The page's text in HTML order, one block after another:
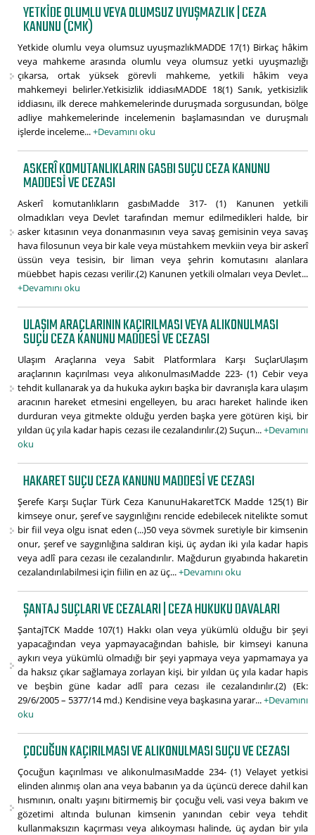
YETKIDE OLUMLU VEYA OLUMSUZ UYUŞMAZLIK | CEZA
KANUNU (CMK)
Yetkide olumlu veya olumsuz uyuşmazlıkMADDE 17(1) Birkaç hâkim
veya mahkeme arasında olumlu veya olumsuz yetki uyuşmazlığı
çıkarsa, ortak yüksek görevli mahkeme, yetkili hâkim veya
mahkemeyi belirler.Yetkisizlik iddiasıMADDE 18(1) Sanık, yetkisizlik
iddiasını, ilk derece mahkemelerinde duruşmada sorgusundan, bölge
adliye mahkemelerinde incelemenin başlamasından ve duruşmalı
işlerde inceleme...+Devamını oku
ASKERÎ KOMUTANLIKLARIN GASBI SUÇU CEZA KANUNU
MADDESI VE CEZASI
Askerî komutanlıkların gasbıMadde 317- (1) Kanunen yetkili
olmadıkları veya Devlet tarafından memur edilmedikleri halde, bir
asker kıtasının veya donanmasının veya savaş gemisinin veya savaş
hava filosunun veya bir kale veya müstahkem mevkiin veya bir askerî
üssün veya tesisin, bir liman veya şehrin komutasını alanlara
müebbet hapis cezası verilir.(2) Kanunen yetkili olmaları veya Devlet...
+Devamını oku
ULAŞIM ARAÇLARININ KAÇIRILMASI VEYA ALIKONULMASI
SUÇU CEZA KANUNU MADDESI VE CEZASI
Ulaşım Araçlarına veya Sabit Platformlara Karşı SuçlarUlaşım
araçlarının kaçırılması veya alıkonulmasıMadde 223- (1) Cebir veya
tehdit kullanarak ya da hukuka aykırı başka bir davranışla kara ulaşım
aracının hareket etmesini engelleyen, bu aracı hareket halinde iken
durduran veya gitmekte olduğu yerden başka yere götüren kişi, bir
yıldan üç yıla kadar hapis cezası ile cezalandırılır.(2) Suçun...+Devamını
oku
HAKARET SUÇU CEZA KANUNU MADDESI VE CEZASI
Şerefe Karşı Suçlar Türk Ceza KanunuHakaretTCK Madde 125(1) Bir
kimseye onur, şeref ve saygınlığını rencide edebilecek nitelikte somut
bir fiil veya olgu isnat eden (...)50 veya sövmek suretiyle bir kimsenin
onur, şeref ve saygınlığına saldıran kişi, üç aydan iki yıla kadar hapis
veya adlî para cezası ile cezalandırılır. Mağdurun gıyabında hakaretin
cezalandırılabilmesi için fiilin en az üç...+Devamını oku
ŞANTAJ SUÇLARI VE CEZALARI | CEZA HUKUKU DAVALARI
ŞantajTCK Madde 107(1) Hakkı olan veya yükümlü olduğu bir şeyi
yapacağından veya yapmayacağından bahisle, bir kimseyi kanuna
aykırı veya yükümlü olmadığı bir şeyi yapmaya veya yapmamaya ya
da haksız çıkar sağlamaya zorlayan kişi, bir yıldan üç yıla kadar hapis
ve beşbin güne kadar adlî para cezası ile cezalandırılır.(2) (Ek:
29/6/2005 – 5377/14 md.) Kendisine veya başkasına yarar...+Devamını
oku
ÇOCUĞUN KAÇIRILMASI VE ALIKONULMASI SUÇU VE CEZASI
Çocuğun kaçırılması ve alıkonulmasıMadde 234- (1) Velayet yetkisi
elinden alınmış olan ana veya babanın ya da üçüncü derece dahil kan
hısmının, onaltı yaşını bitirmemiş bir çocuğu veli, vasi veya bakım ve
gözetimi altında bulunan kimsenin yanından cebir veya tehdit
kullanmaksızın kaçırması veya alıkoyması halinde, üç aydan bir yıla